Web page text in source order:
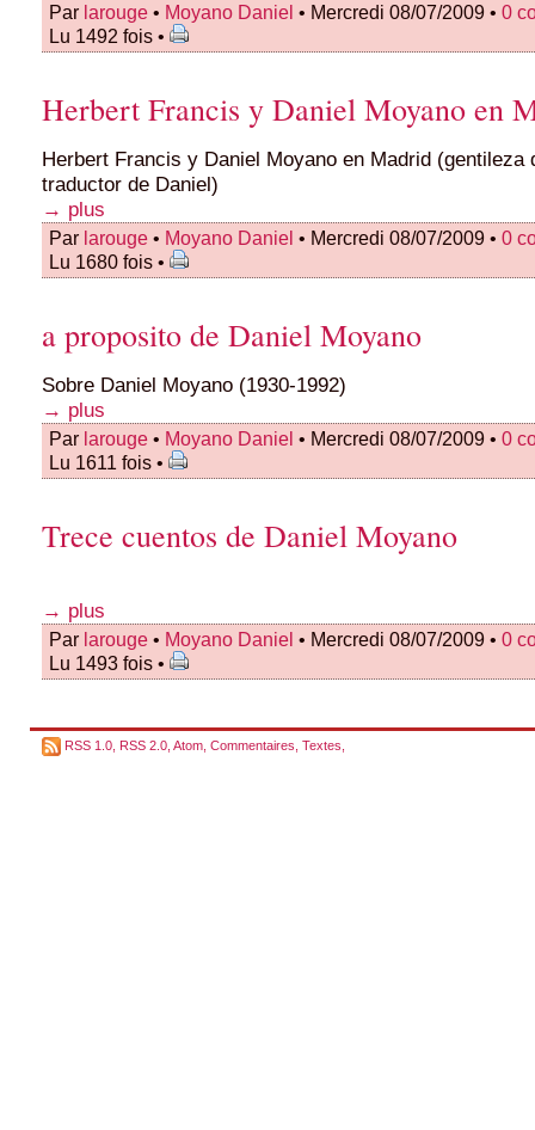
Par larouge • Moyano Daniel • Mercredi 08/07/2009 • 0
Lu 1492 fois •
Herbert Francis y Daniel Moyano en
Herbert Francis y Daniel Moyano en Madrid (gentileza
traductor de Daniel)
→ plus
Par larouge • Moyano Daniel • Mercredi 08/07/2009 • 0
Lu 1680 fois •
a proposito de Daniel Moyano
Sobre Daniel Moyano (1930-1992)
→ plus
Par larouge • Moyano Daniel • Mercredi 08/07/2009 • 0
Lu 1611 fois •
Trece cuentos de Daniel Moyano
→ plus
Par larouge • Moyano Daniel • Mercredi 08/07/2009 • 0
Lu 1493 fois •
RSS 1.0 RSS 2.0 Atom Commentaires Textes